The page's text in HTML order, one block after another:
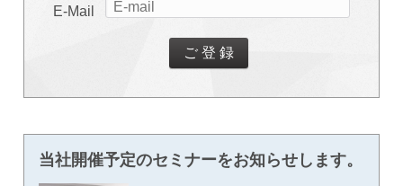
E-Mail
当社開催予定のセミナーをお知らせします。